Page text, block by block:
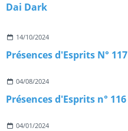
Dai Dark
14/10/2024
Présences d'Esprits N° 117
04/08/2024
Présences d'Esprits n° 116
04/01/2024